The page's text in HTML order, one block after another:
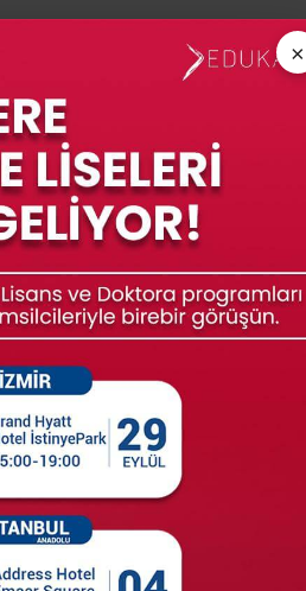
İNGİLTERE ÜNİVERSİTELERİ